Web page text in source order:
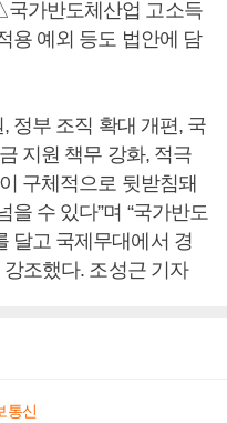
가반도체산업 고소득
용 예외 등도 법안에 담
정부 조직 확대 개편, 국
지원 책무 강화, 적극
구체적으로 뒷받침돼
수 있다”며 “국가반도
달고 국제무대에서 경
조했다. 조성근 기자
통신